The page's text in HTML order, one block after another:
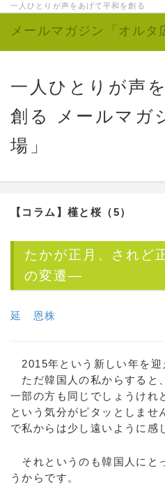
一人ひとりが声をあげて平和を創
メールマガジン「オルタ
一人ひとりが声
創る メールマガ
場」
【コラム】槿と桜（5）
たかが正月、されど
の変遷—
延 恩株
2015年という新しい年を迎
ただ韓国人の私からすると
一部の方も同じでしょうけれ
という気分がピタッとしませ
で私からは少し遠いように感
それというのも韓国人にと
うからです。